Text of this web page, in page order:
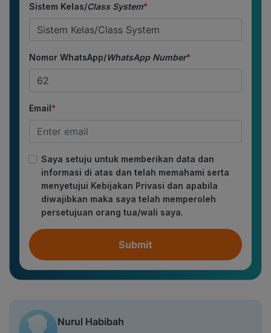
Sistem Kelas/Class System*
Nomor WhatsApp/WhatsApp Number*
Email*
Saya setuju untuk memberikan data dan
informasi di atas dan telah memahami serta
menyetujui Kebijakan Privasi dan apabila
diwajibkan maka saya telah memperoleh
persetujuan orang tua/wali saya.
Submit
Nurul Habibah